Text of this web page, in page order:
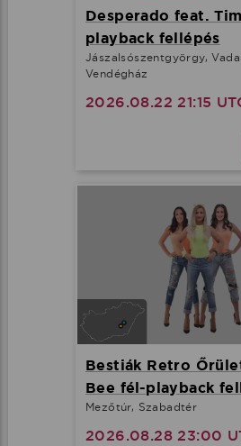
Desperado feat.
playback fellépés
Jászalsószentgyörgy,
Vendégház
2026.08.22 21:15
Bestiák Retro
Bee fél-playback
Mezőtúr, Szabadtér
2026.08.28 23:00